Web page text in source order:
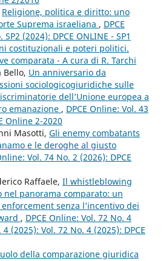
Religione, politica e diritto: uno
Suprema israeliana , DPCE
(2024): DPCE ONLINE - SP1
costituzionali e poteri politici.
comparata - A cura di R. Tarchi
Bello, Un anniversario da
sociologicogiuridiche sulle
dell’Unione europea a
emanazione , DPCE Online: Vol. 43
Online 2-2020
Masotti, Gli enemy combatants
e le deroghe al giusto
Vol. 74 No. 2 (2026): DPCE
Raffaele, Il whistleblowing
nel panorama comparato: un
senza l’incentivo dei
, DPCE Online: Vol. 72 No. 4
(2025): Vol. 72 No. 4 (2025): DPCE
della comparazione giuridica